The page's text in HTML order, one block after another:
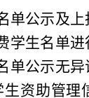
单公示及
学生名单
单公示无
生资助管理